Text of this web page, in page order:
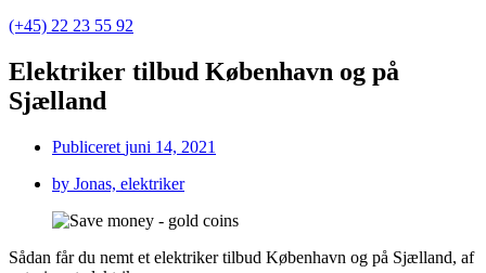
(+45) 22 23 55 92
Elektriker tilbud København og på
Sjælland
Publiceret juni 14, 2021
by Jonas, elektriker
Sådan får du nemt et elektriker tilbud København og på Sjælland, af